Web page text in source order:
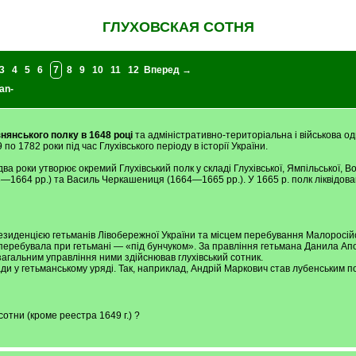
ГЛУХОВСКАЯ СОТНЯ
4 5 6 7 8 9 10 11 12
Вперед →
полку в 1648 роціта адміністративно-територіальна і військова
роки під час Глухівського періоду в історії України.
роки утворює окремий Глухівський полк у складі Глухівської,
pp.) та Василь Черкашениця (1664—1665 pp.). У 1665 р. полк
гетьманів Лівобережної України та місцем перебування
при гетьмані — «під бунчуком». За правління гетьмана Данила
управління ними здійснював глухівський сотник.
у гетьманському уряді. Так, наприклад, Андрій Маркович став лубенським
(кроме реестра 1649 г.) ?